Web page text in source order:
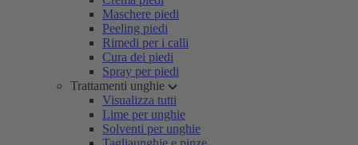
Maschere piedi
Peeling piedi
Rimedi per i calli
Cura dei piedi
Spray per piedi
Trattamenti unghie
Visualizza tutti
Lime per unghie
Solventi per unghie